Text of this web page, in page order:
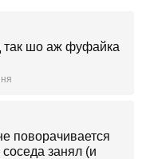
так шо аж фуфайка
поворачивается
соседа занял (и